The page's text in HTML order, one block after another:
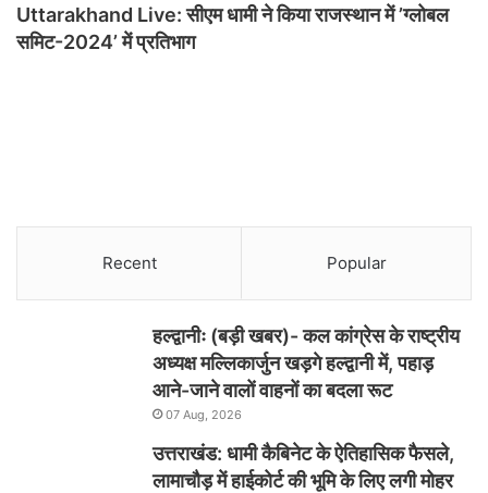
Uttarakhand Live: सीएम धामी ने किया राजस्थान में ’ग्लोबल
समिट-2024’ में प्रतिभाग
Recent Popular
हल्द्वानीः (बड़ी खबर)- कल कांग्रेस के राष्ट्रीय
अध्यक्ष मल्लिकार्जुन खड़गे हल्द्वानी में, पहाड़
आने-जाने वालों वाहनों का बदला रूट
07 Aug, 2026
उत्तराखंड: धामी कैबिनेट के ऐतिहासिक फैसले,
लामाचौड़ में हाईकोर्ट की भूमि के लिए लगी मोहर